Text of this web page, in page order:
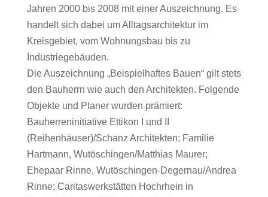
Jahren 2000 bis 2008 mit einer Auszeichnung. Es
handelt sich dabei um Alltagsarchitektur im
Kreisgebiet, vom Wohnungsbau bis zu
Industriegebäuden.
Die Auszeichnung „Beispielhaftes Bauen“ gilt stets
den Bauherrn wie auch den Architekten. Folgende
Objekte und Planer wurden prämiert:
Bauherreninitiative Ettikon I und II
(Reihenhäuser)/Schanz Architekten; Familie
Hartmann, Wutöschingen/Matthias Maurer;
Ehepaar Rinne, Wutöschingen-Degernau/Andrea
Rinne; Caritaswerkstätten Hochrhein in